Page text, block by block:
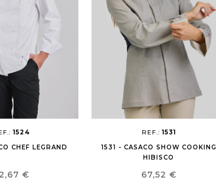
1524
CHEF LEGRAND
€
REF.:1531
1531 - CASACO SHOW COOKING
HIBISCO
Preço
67,52 €